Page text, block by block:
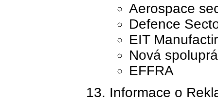
Aerospace
Defence
EIT
Nová
EFFRA
Informace o